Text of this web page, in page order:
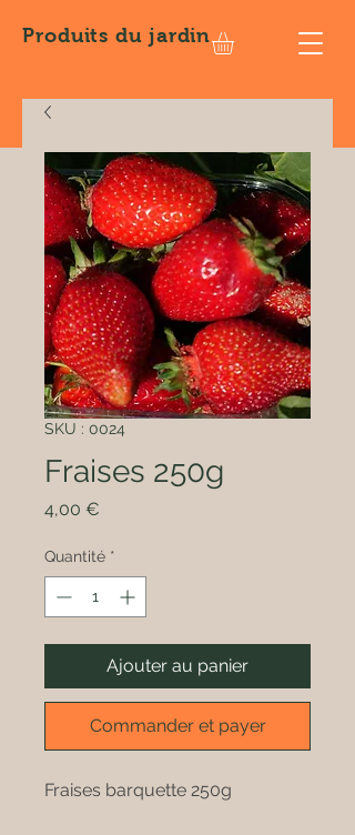
Produitsdu jardin
SKU : 0024
Fraises 250g
4,00 €
Quantité *
Ajouter au panier
Commander et payer
Fraises barquette 250g